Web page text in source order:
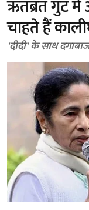
ऋतब्रत गुट
चाहते हैं
'दीदी' के साथ